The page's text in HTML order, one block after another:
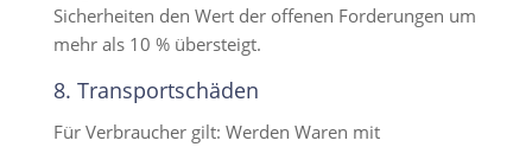
Sicherheiten den Wert der offenen Forderungen um
mehr als 10 % übersteigt.
8. Transportschäden​​​​​​​
Für Verbraucher gilt: Werden Waren mit